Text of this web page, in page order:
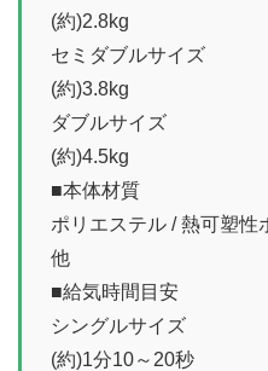
(約)2.8kg
セミダブルサイズ
(約)3.8kg
ダブルサイズ
(約)4.5kg
■本体材質
ポリエステル / 熱可塑性
他
■給気時間目安
シングルサイズ
(約)1分10～20秒